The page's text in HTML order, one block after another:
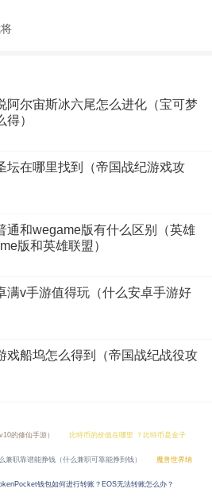
阿尔宙斯冰六尾怎么进化（宝可梦
得）
坛在哪里找到（帝国战纪游戏攻
通和wegame版有什么区别（英雄
版和英雄联盟）
满v手游值得玩（什么安卓手游好
戏船坞怎么得到（帝国战纪战役攻
的修仙手游） 比特币的价值在哪里 ？比特币是金子
兼职靠谱能挣钱（什么兼职可靠能挣到钱） 魔兽世界纳
钱包如何进行转账？EOS无法转账怎么办？